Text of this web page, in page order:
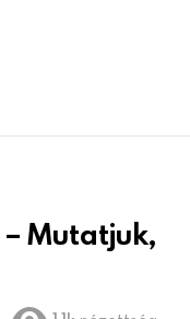
Mutatjuk,